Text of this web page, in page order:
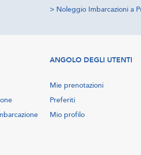
> Noleggio Imbarcazioni a
ANGOLO DEGLI UTENTI
Mie prenotazioni
Preferiti
Mio profilo